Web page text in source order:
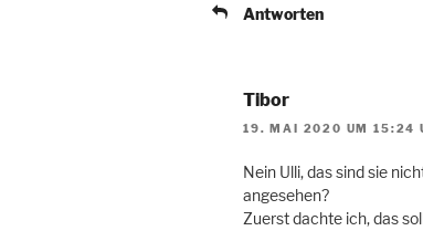
Antworten
Tibor
19. MAI 2020 UM 15:24
Nein Ulli, das sind sie
angesehen?
Zuerst dachte ich, das